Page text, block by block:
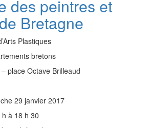
des peintres et
Bretagne
Plastiques
bretons
place Octave Brilleaud
29 janvier 2017
à 18 h 30